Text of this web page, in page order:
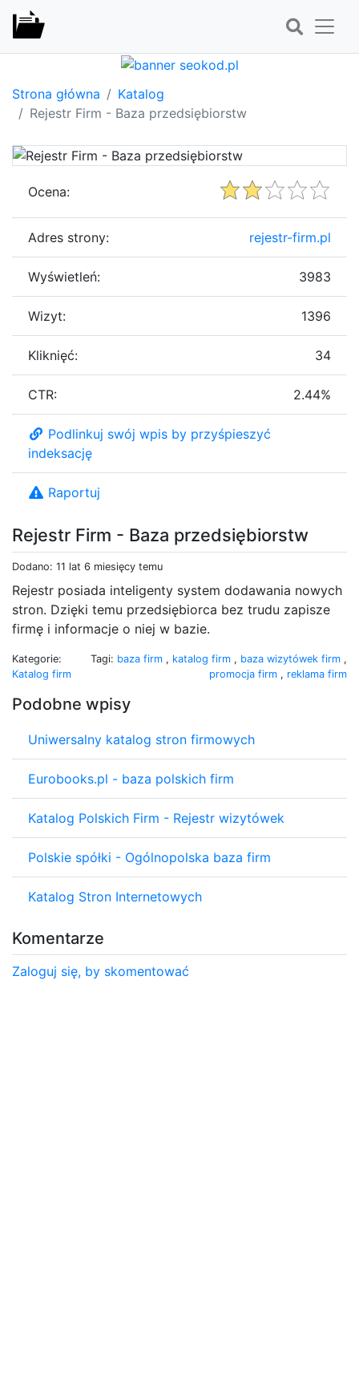
Strona główna
Katalog
Rejestr Firm - Baza przedsiębiorstw
Rejestr Firm - Baza przedsiębiorstw
Dodano: 11 lat 6 miesięcy temu
Rejestr posiada inteligenty system dodawania nowych
stron. Dzięki temu przedsiębiorca bez trudu zapisze
firmę i informacje o niej w bazie.
Kategorie:
Katalog firm
Tagi: baza firm , katalog firm , baza wizytówek firm ,
promocja firm , reklama firm
Podobne wpisy
Uniwersalny katalog stron firmowych
Eurobooks.pl - baza polskich firm
Katalog Polskich Firm - Rejestr wizytówek
Polskie spółki - Ogólnopolska baza firm
Katalog Stron Internetowych
Komentarze
Zaloguj się, by skomentować
Ocena:
Adres strony: rejestr-firm.pl
Wyświetleń: 3983
Wizyt: 1396
Kliknięć: 34
CTR: 2.44%
Podlinkuj swój wpis by przyśpieszyć
indeksację
Raportuj